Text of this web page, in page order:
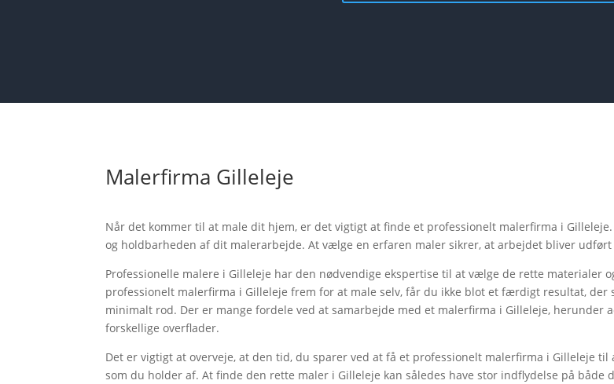
Malerfirma Gilleleje
Når det kommer til at male dit hjem, er det vigtigt at finde et professionelt malerfirma i
og holdbarheden af dit malerarbejde. At vælge en erfaren maler sikrer, at arbejdet bliver
Professionelle malere i Gilleleje har den nødvendige ekspertise til at vælge de rette materialer
professionelt malerfirma i Gilleleje frem for at male selv, får du ikke blot et færdigt resultat,
minimalt rod. Der er mange fordele ved at samarbejde med et malerfirma i Gilleleje,
forskellige overflader.
Det er vigtigt at overveje, at den tid, du sparer ved at få et professionelt malerfirma i Gilleleje
som du holder af. At finde den rette maler i Gilleleje kan således have stor indflydelse på både